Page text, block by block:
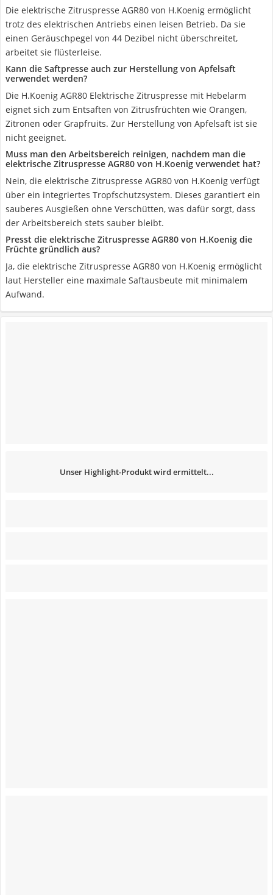
Die elektrische Zitruspresse AGR80 von H.Koenig ermöglicht
trotz des elektrischen Antriebs einen leisen Betrieb. Da sie
einen Geräuschpegel von 44 Dezibel nicht überschreitet,
arbeitet sie flüsterleise.
Kann die Saftpresse auch zur Herstellung von Apfelsaft
verwendet werden?
Die H.Koenig AGR80 Elektrische Zitruspresse mit Hebelarm
eignet sich zum Entsaften von Zitrusfrüchten wie Orangen,
Zitronen oder Grapfruits. Zur Herstellung von Apfelsaft ist sie
nicht geeignet.
Muss man den Arbeitsbereich reinigen, nachdem man die
elektrische Zitruspresse AGR80 von H.Koenig verwendet hat?
Nein, die elektrische Zitruspresse AGR80 von H.Koenig verfügt
über ein integriertes Tropfschutzsystem. Dieses garantiert ein
sauberes Ausgießen ohne Verschütten, was dafür sorgt, dass
der Arbeitsbereich stets sauber bleibt.
Presst die elektrische Zitruspresse AGR80 von H.Koenig die
Früchte gründlich aus?
Ja, die elektrische Zitruspresse AGR80 von H.Koenig ermöglicht
laut Hersteller eine maximale Saftausbeute mit minimalem
Aufwand.
Unser Highlight-Produkt wird ermittelt...